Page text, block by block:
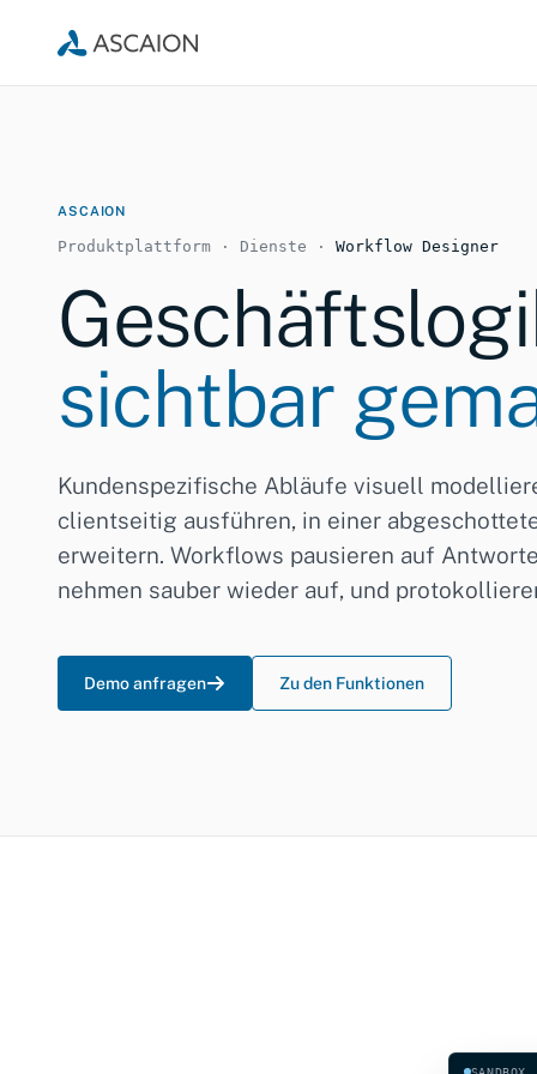
ASCAION
Produktplattform · Dienste · Workflow Designer
sichtbar
Kundenspezifische Abläufe visuell
clientseitig ausführen, in einer
erweitern. Workflows pausieren auf
nehmen sauber wieder auf, und
Demo anfragen Zu den Funktionen